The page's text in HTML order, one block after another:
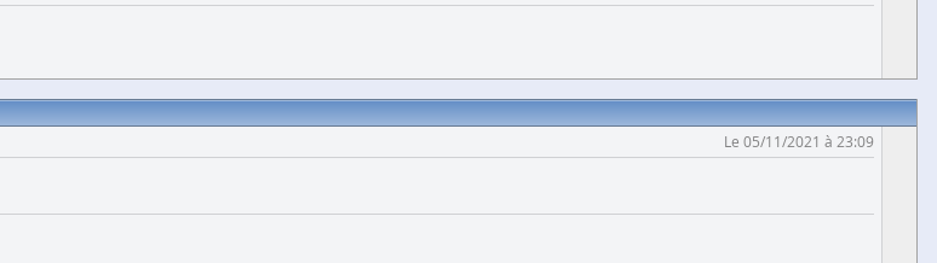
Le 05/11/2021 à 23:09